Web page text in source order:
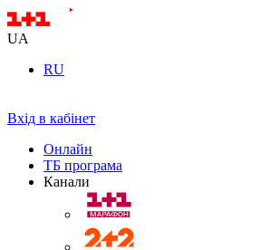
UA
RU
Вхід в кабінет
Онлайн
ТБ програма
Канали